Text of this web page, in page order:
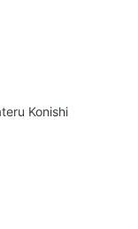
Konishi